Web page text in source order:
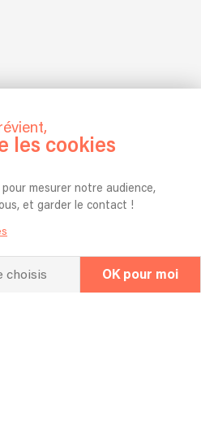
les cookies
mesurer notre audience,
et garder le contact !
choisis OK pour moi